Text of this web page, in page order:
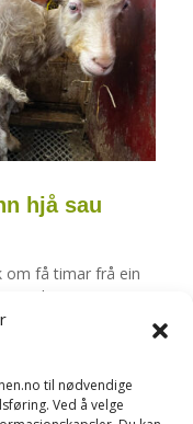
til nødvendige
Ved å velge
hjå sau
om få timar frå ein
sjuk.